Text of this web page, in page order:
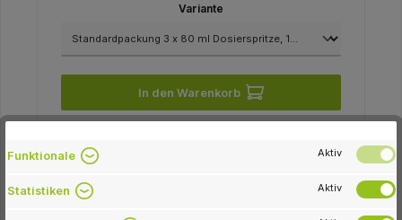
Variante
In den Warenkorb
-25.0 %
Funktionale Aktiv
Statistiken Aktiv